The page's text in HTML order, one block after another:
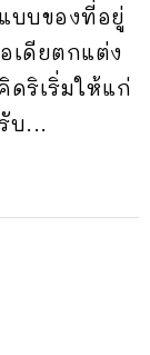
บบของที่อยู่
เดียตกแต่ง
ดริเริ่มให้แก่
บ...